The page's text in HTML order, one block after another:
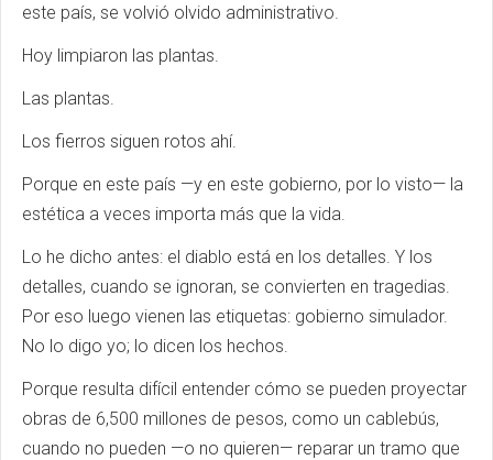
este país, se volvió olvido administrativo.
Hoy limpiaron las plantas.
Las plantas.
Los fierros siguen rotos ahí.
Porque en este país —y en este gobierno, por lo visto— la
estética a veces importa más que la vida.
Lo he dicho antes: el diablo está en los detalles. Y los
detalles, cuando se ignoran, se convierten en tragedias.
Por eso luego vienen las etiquetas: gobierno simulador.
No lo digo yo; lo dicen los hechos.
Porque resulta difícil entender cómo se pueden proyectar
obras de 6,500 millones de pesos, como un cablebús,
cuando no pueden —o no quieren— reparar un tramo que